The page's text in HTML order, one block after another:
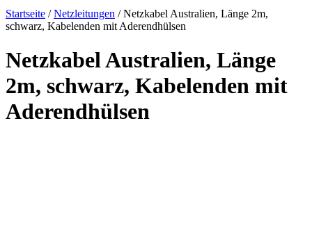
Startseite /Netzleitungen / Netzkabel Australien, Länge 2m,
schwarz, Kabelenden mit Aderendhülsen
Netzkabel Australien, Länge
2m, schwarz, Kabelenden mit
Aderendhülsen